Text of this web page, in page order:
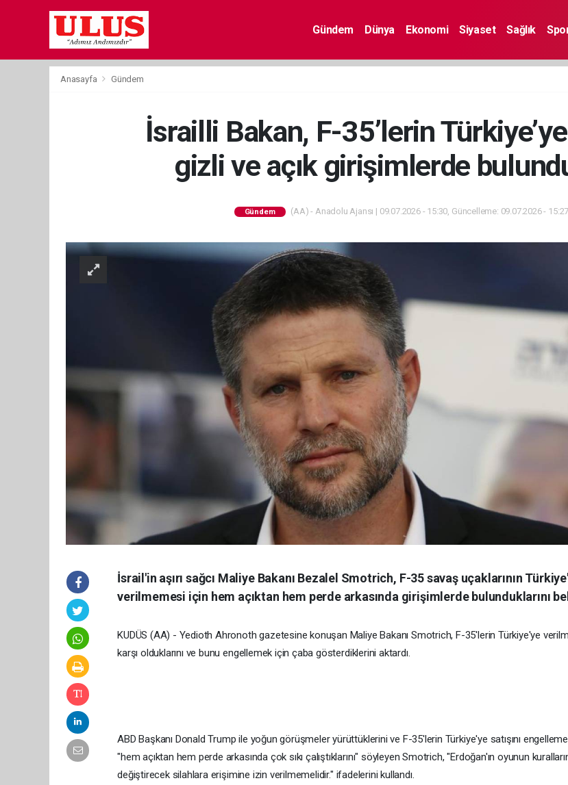
Gündem Dünya Ekonomi Siyaset Sağlık
Anasayfa Gündem
İsrailli Bakan, F-35’lerin
gizli ve açık girişimlerde
Gündem (AA) - Anadolu Ajansı | 09.07.2026 - 15:30, Güncelleme: 09.07.2026 - 15:27
İsrail'in aşırı sağcı Maliye Bakanı Bezalel Smotrich, F-35 savaş uçaklarının
verilmemesi için hem açıktan hem perde arkasında girişimlerde bulunduklarını
KUDÜS (AA) - Yedioth Ahronoth gazetesine konuşan Maliye Bakanı Smotrich, F-35'lerin Türkiye'ye
karşı olduklarını ve bunu engellemek için çaba gösterdiklerini aktardı.
ABD Başkanı Donald Trump ile yoğun görüşmeler yürüttüklerini ve F-35'lerin Türkiye'ye satışını
"hem açıktan hem perde arkasında çok sıkı çalıştıklarını" söyleyen Smotrich, "Erdoğan'ın oyunun
değiştirecek silahlara erişimine izin verilmemelidir." ifadelerini kullandı.